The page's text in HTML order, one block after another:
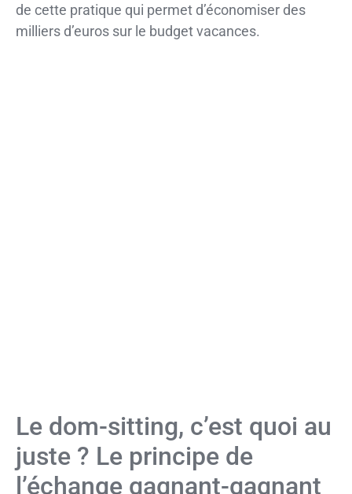
de cette pratique qui permet d’économiser des
milliers d’euros sur le budget vacances.
Le dom-sitting, c’est quoi au
juste ? Le principe de
l’échange gagnant-gagnant